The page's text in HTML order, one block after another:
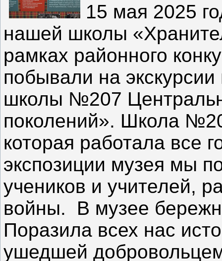
15 мая 2025
нашей школы
рамках районного
побывали на
школы №207
поколений». Школа
которая работала все
экспозиции музея мы
учеников и учителей,
войны. В музее
Поразила всех нас
ушедшей